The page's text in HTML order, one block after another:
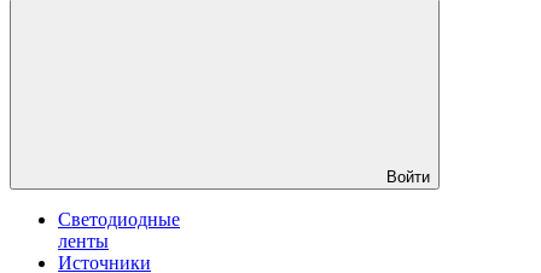
Войти
Светодиодные
ленты
Источники